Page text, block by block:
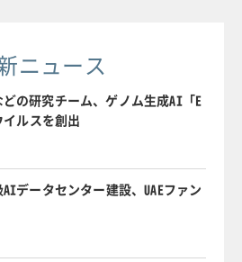
ニュース
の研究チーム、ゲノム生成AI「E
ルスを創出
データセンター建設、UAEファン